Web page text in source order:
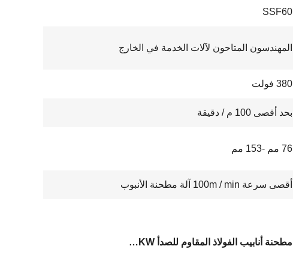
SSF60
المهندسون المتاحون لآلات الخدمة في الخارج
380 فولت
بحد أقصى 100 م / دقيقة
76 مم -153 مم
أقصى سرعة 100m / min آلة مطحنة الأنبوب
مطحنة أنابيب الفولاذ المقاوم للصدأ 400KW